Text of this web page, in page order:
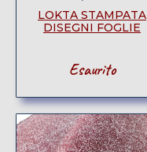
LOKTA STAMPATA
DISEGNI FOGLIE
Esaurito